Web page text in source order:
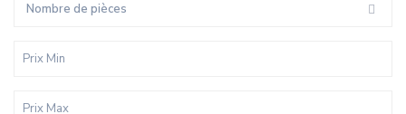
Nombre de pièces